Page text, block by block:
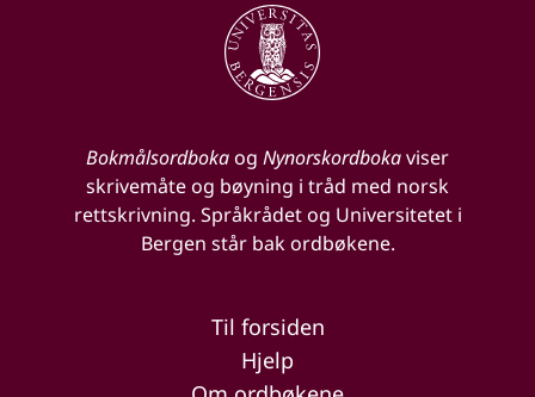
Bokmålsordbokaog Nynorskordbokaviser
skrivemåte og bøyning i tråd med norsk
rettskrivning. Språkrådet og Universitetet i
Bergen står bak ordbøkene.
Til forsiden
Hjelp